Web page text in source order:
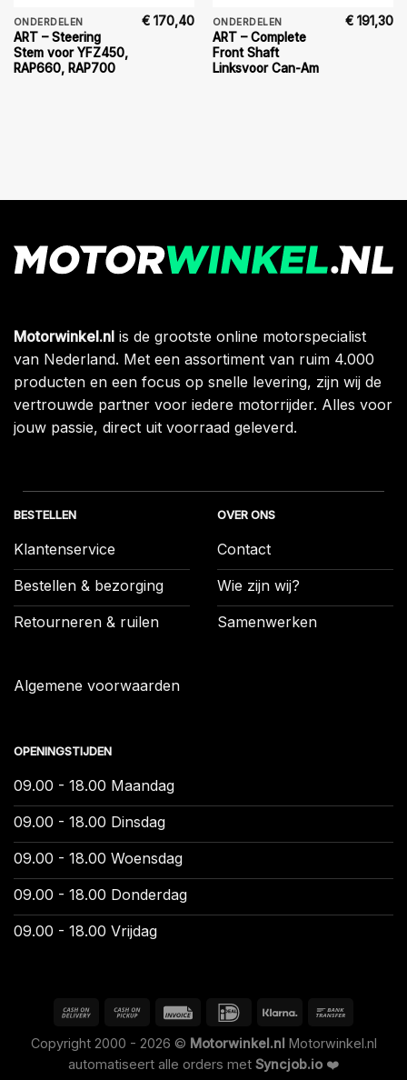
ONDERDELEN
ART – Steering
Stem voor YFZ450,
RAP660, RAP700
€ 170,40 ONDERDELEN
ART – Complete
Front Shaft
Linksvoor Can-Am
€ 191,30
Motorwinkel.nl is de grootste online motorspecialist
van Nederland. Met een assortiment van ruim 4.000
producten en een focus op snelle levering, zijn wij de
vertrouwde partner voor iedere motorrijder. Alles voor
jouw passie, direct uit voorraad geleverd.
BESTELLEN
Klantenservice
Bestellen & bezorging
Retourneren & ruilen
Algemene voorwaarden
OVER ONS
Contact
Wie zijn wij?
Samenwerken
OPENINGSTIJDEN
09.00 - 18.00 Maandag
09.00 - 18.00 Dinsdag
09.00 - 18.00 Woensdag
09.00 - 18.00 Donderdag
09.00 - 18.00 Vrijdag
Copyright 2000 - 2026 © Motorwinkel.nl Motorwinkel.nl
automatiseert alle orders met Syncjob.io ❤️